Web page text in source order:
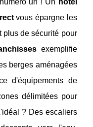
un ! Un hôtel
vous épargne les
plus de sécurité pour
exemplifie
berges aménagées
d'équipements de
délimitées pour
? Des escaliers